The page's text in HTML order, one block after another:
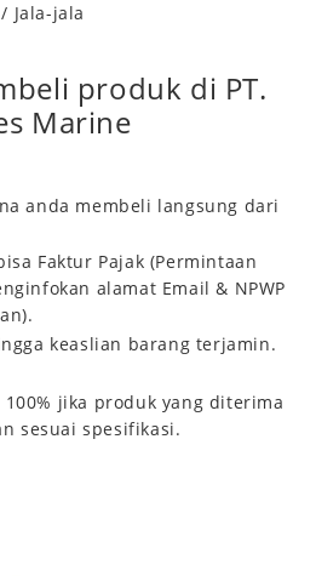
Jala-jala
produk di PT.
Marine
anda membeli langsung dari
Faktur Pajak (Permintaan
alamat Email & NPWP
keaslian barang terjamin.
jika produk yang diterima
sesuai spesifikasi.